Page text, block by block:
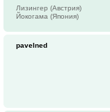
Лизингер (Австрия)
Йокогама (Япония)
pavelned